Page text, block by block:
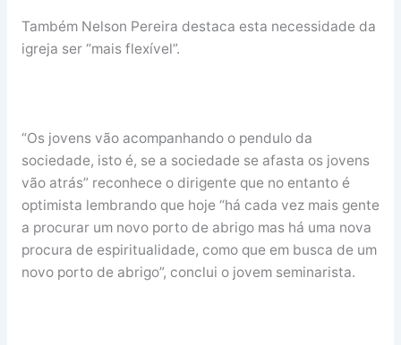
Também Nelson Pereira destaca esta necessidade da
igreja ser “mais flexível”.
“Os jovens vão acompanhando o pendulo da
sociedade, isto é, se a sociedade se afasta os jovens
vão atrás” reconhece o dirigente que no entanto é
optimista lembrando que hoje “há cada vez mais gente
a procurar um novo porto de abrigo mas há uma nova
procura de espiritualidade, como que em busca de um
novo porto de abrigo”, conclui o jovem seminarista.